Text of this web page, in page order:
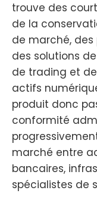
trouve des
de la
de marché,
des solutions
de trading et
actifs
produit donc
conformité
marché entre
bancaires,
spécialistes de